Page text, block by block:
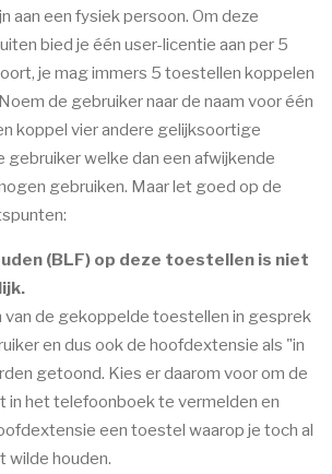
aan een fysiek persoon. Om deze
bied je één user-licentie aan per 5
je mag immers 5 toestellen koppelen
de gebruiker naar de naam voor één
koppel vier andere gelijksoortige
gebruiker welke dan een afwijkende
gebruiken. Maar let goed op de
(BLF) op deze toestellen is niet
van de gekoppelde toestellen in gesprek
en dus ook de hoofdextensie als "in
getoond. Kies er daarom voor om de
in het telefoonboek te vermelden en
een toestel waarop je toch al
wilde houden.